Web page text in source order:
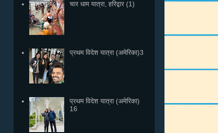
चार धाम यात्रा, हरिद्वार (1)
प्रथम विदेश यात्रा (अमेरिका)3
प्रथम विदेश यात्रा (अमेरिका)
16